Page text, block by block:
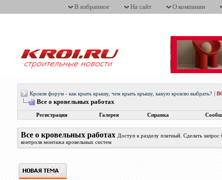
В избранное На сайт О компании
Кровля форум - как крыть крышу, чем крыть крышу, какую кровлю выбрать?
Все о кровельных работах
Регистрация Галерея Справка
Все о кровельных работах Доступ к разделу платный. Сделать
контроля монтажа кровельных систем